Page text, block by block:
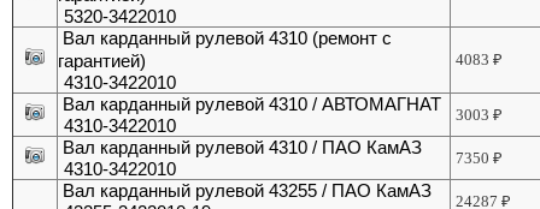
5320-3422010
Вал карданный рулевой 4310 (ремонт с
гарантией)
4310-3422010
4083₽
Вал карданный рулевой 4310 / АВТОМАГНАТ
4310-3422010
3003₽
Вал карданный рулевой 4310 / ПАО КамАЗ
4310-3422010
7350₽
Вал карданный рулевой 43255 / ПАО КамАЗ
24287₽